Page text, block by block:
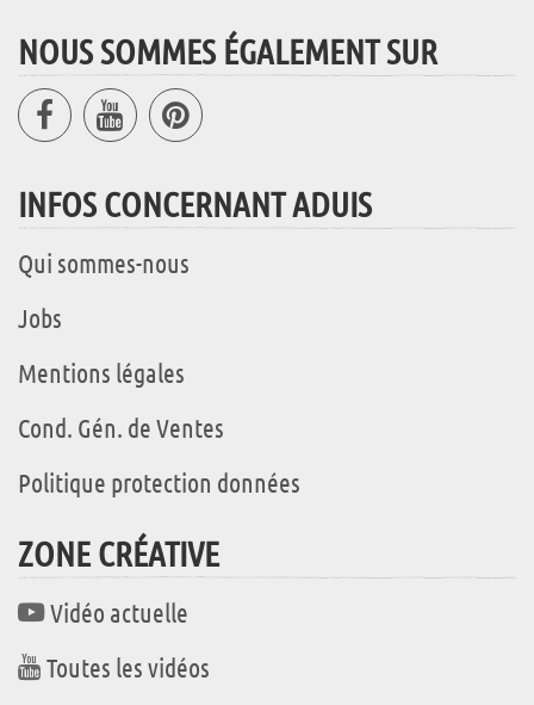
NOUS SOMMES ÉGALEMENT SUR
INFOS CONCERNANT ADUIS
Qui sommes-nous
Jobs
Mentions légales
Cond. Gén. de Ventes
Politique protection données
ZONE CRÉATIVE
Vidéo actuelle
Toutes les vidéos